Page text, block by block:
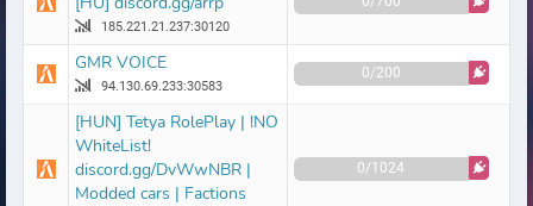
185.221.21.237:30120
GMR VOICE
94.130.69.233:30583
0/200
[HUN] Tetya RolePlay | !NO
WhiteList!
discord.gg/DvWwNBR |
Modded cars | Factions
0/1024